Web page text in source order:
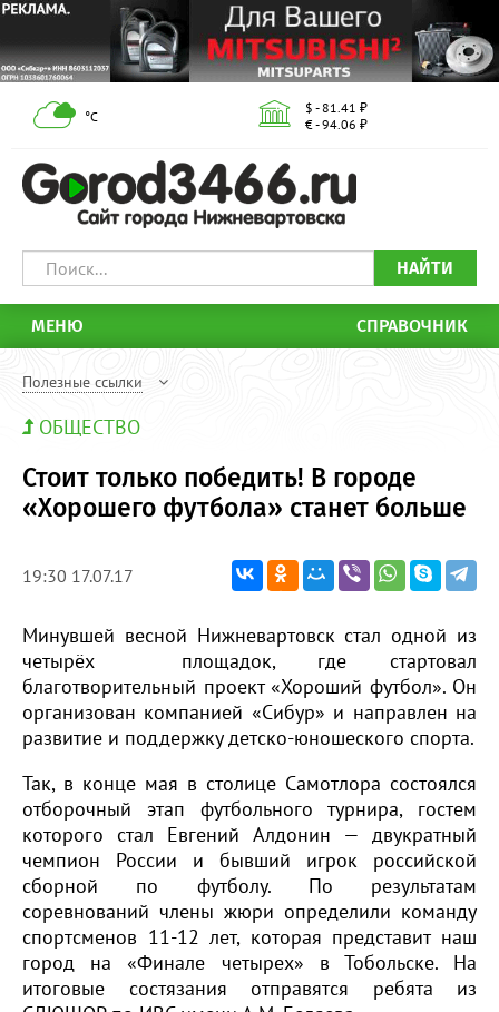
°С
$ - 81.41 ₽
€ - 94.06 ₽
НАЙТИ
МЕНЮ СПРАВОЧНИК
Полезные ссылки
ОБЩЕСТВО
Стоит только победить! В городе
«Хорошего футбола» станет больше
19:30 17.07.17
Минувшей весной Нижневартовск стал одной из
четырёх площадок, где стартовал
благотворительный проект «Хороший футбол». Он
организован компанией «Сибур» и направлен на
развитие и поддержку детско-юношеского спорта.
Так, в конце мая в столице Самотлора состоялся
отборочный этап футбольного турнира, гостем
которого стал Евгений Алдонин — двукратный
чемпион России и бывший игрок российской
сборной по футболу. По результатам
соревнований члены жюри определили команду
спортсменов 11-12 лет, которая представит наш
город на «Финале четырех» в Тобольске. На
итоговые состязания отправятся ребята из